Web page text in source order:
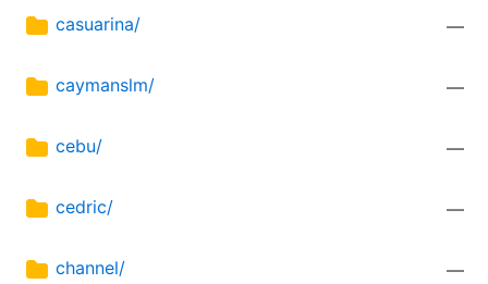
casuarina/ —
caymanslm/ —
cebu/ —
cedric/ —
channel/ —